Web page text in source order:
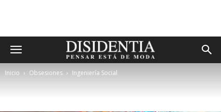
Inicio Obsesiones Ingeniería Social